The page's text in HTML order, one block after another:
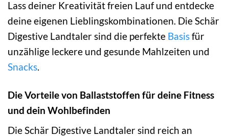
Lass deiner Kreativität freien Lauf und entdecke
deine eigenen Lieblingskombinationen. Die Schär
Digestive Landtaler sind die perfekte Basisfür
unzählige leckere und gesunde Mahlzeiten und
Snacks.
Die Vorteile von Ballaststoffen für deine Fitness
und dein Wohlbefinden
Die Schär Digestive Landtaler sind reich an